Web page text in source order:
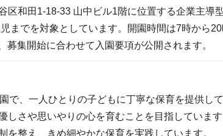
区和田1-18-33 山中ビル1階に位置する企業主導
までを対象としています。開園時間は7時から
集開始に合わせて入園要項が公開されます。
で、一人ひとりの子どもに丁寧な保育を提供し
しさや思いやりの心を育むことを目指していま
整え、きめ細やかな保育を実践しています。